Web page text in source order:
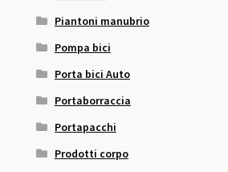
Piantoni manubrio
Pompa bici
Porta bici Auto
Portaborraccia
Portapacchi
Prodotti corpo